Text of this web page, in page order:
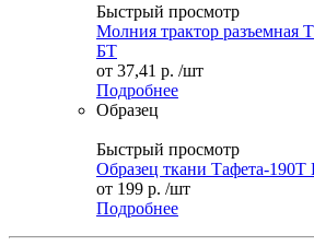
Быстрый просмотр
Молния трактор разъемная
БТ
от 37,41 р. /шт
Подробнее
Образец
Быстрый просмотр
Образец ткани Тафета-
от 199 р. /шт
Подробнее